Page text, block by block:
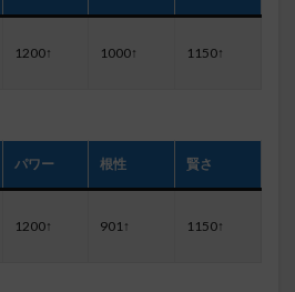
1200↑ 1000↑ 1150↑
パワー 根性 賢さ
1200↑ 901↑ 1150↑